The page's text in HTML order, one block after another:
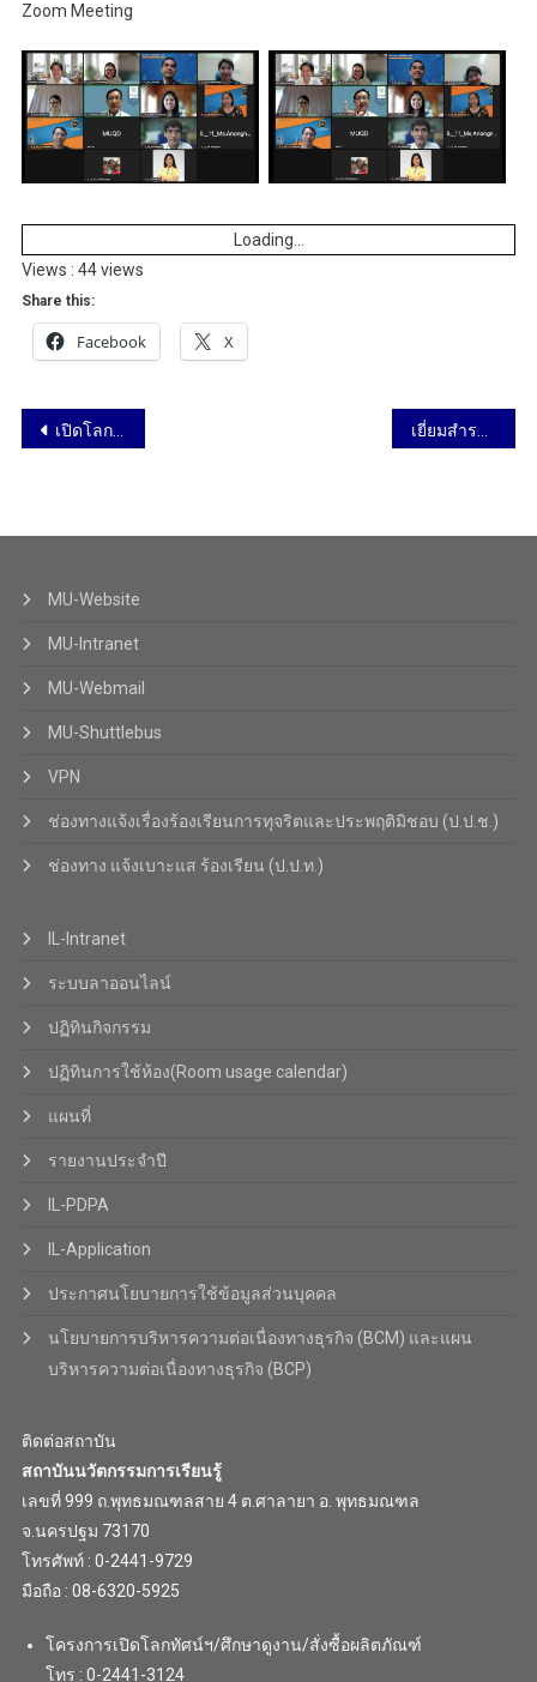
Zoom Meeting
Loading...
Views : 44 views
Share this:
Facebook X
เปิดโลกทัศน์วิทยาศาสตร์และนวัตกรรม โรงเรียนสรรพวิทยาคม วันที่ 3-4 กันยายน 2565
MU-Website
MU-Intranet
MU-Webmail
MU-Shuttlebus
VPN
ช่องทางแจ้งเรื่องร้องเรียนการทุจริตและประพฤติมิชอบ (ป.ป.ช.)
ช่องทาง แจ้งเบาะแส ร้องเรียน (ป.ป.ท.)
IL-Intranet
ระบบลาออนไลน์
ปฏิทินกิจกรรม
ปฏิทินการใช้ห้อง(Room usage calendar)
แผนที่
รายงานประจำปี
IL-PDPA
IL-Application
ประกาศนโยบายการใช้ข้อมูลส่วนบุคคล
นโยบายการบริหารความต่อเนื่องทางธุรกิจ (BCM) และแผน
บริหารความต่อเนื่องทางธุรกิจ (BCP)
ติดต่อสถาบัน
สถาบันนวัตกรรมการเรียนรู้
เลขที่ 999 ถ.พุทธมณฑลสาย 4 ต.ศาลายา อ. พุทธมณฑล
จ.นครปฐม 73170
โทรศัพท์ : 0-2441-9729
มือถือ : 08-6320-5925
โครงการเปิดโลกทัศน์ฯ/ศึกษาดูงาน/สั่งซื้อผลิตภัณฑ์
โทร : 0-2441-3124